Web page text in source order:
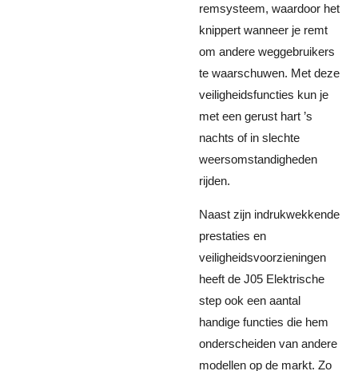
remsysteem, waardoor het
knippert wanneer je remt
om andere weggebruikers
te waarschuwen. Met deze
veiligheidsfuncties kun je
met een gerust hart ’s
nachts of in slechte
weersomstandigheden
rijden.
Naast zijn indrukwekkende
prestaties en
veiligheidsvoorzieningen
heeft de J05 Elektrische
step ook een aantal
handige functies die hem
onderscheiden van andere
modellen op de markt. Zo